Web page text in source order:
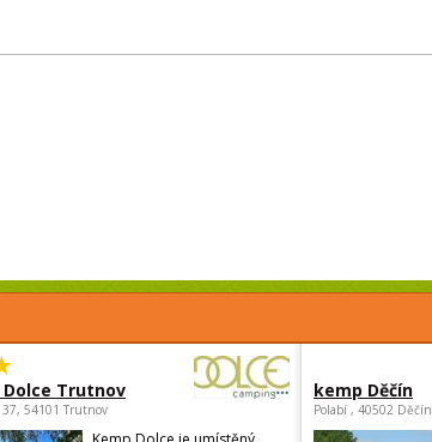
Dolce Trutnov
37, 54101 Trutnov
kemp Děčín
Polabí , 40502 Děčín